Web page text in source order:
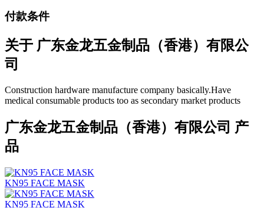
付款条件
关于 广东金龙五金制品（香港）有限公
司
Construction hardware manufacture company basically.Have
medical consumable products too as secondary market products
广东金龙五金制品（香港）有限公司 产
品
KN95 FACE MASK
KN95 FACE MASK